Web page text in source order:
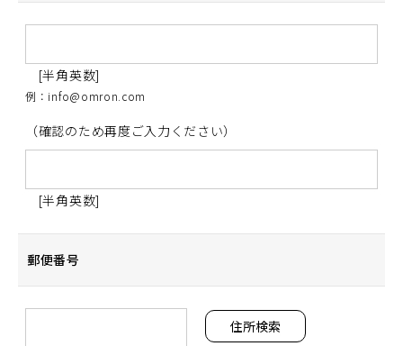
[半角英数]
例：info@omron.com
（確認のため再度ご入力ください）
[半角英数]
郵便番号
住所検索